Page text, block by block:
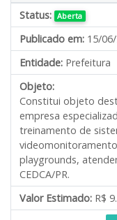
Status: Aberta
Publicado em: 15/
Entidade: Prefeitura
Objeto:
Constitui objeto
empresa
treinamento de
playgrounds,
CEDCA/PR.
Valor Estimado: R$